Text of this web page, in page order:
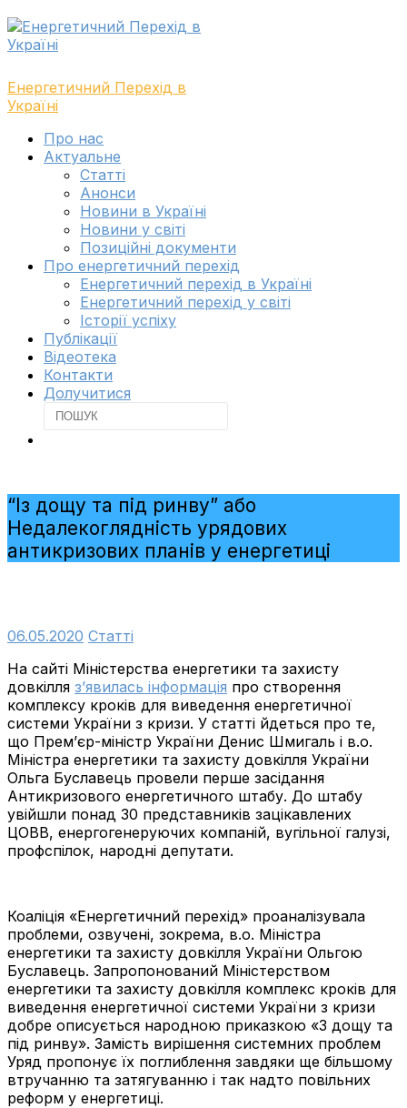
Skip
to
navigation
Skip
to
content
Енергетичний Перехід в
Україні
Toggle
navigation
Про нас
Актуальне
Cтатті
Анонси
Новини в Україні
Новини у світі
Позиційні документи
Про енергетичний перехід
Енергетичний перехід в Україні
Енергетичний перехід у світі
Історії успіху
Публікації
Відеотека
Контакти
Долучитися
“Із дощу та під ринву” або
Недалекоглядність урядових
антикризових планів у енергетиці
06.05.2020 Cтатті
На сайті Міністерства енергетики та захисту
довкілля з’явилась інформація про створення
комплексу кроків для виведення енергетичної
системи України з кризи. У статті йдеться про те,
що Прем’єр-міністр України Денис Шмигаль і в.о.
Міністра енергетики та захисту довкілля України
Ольга Буславець провели перше засідання
Антикризового енергетичного штабу. До штабу
увійшли понад 30 представників зацікавлених
ЦОВВ, енергогенеруючих компаній, вугільної галузі,
профспілок, народні депутати.
Коаліція «Енергетичний перехід» проаналізувала
проблеми, озвучені, зокрема, в.о. Міністра
енергетики та захисту довкілля України Ольгою
Буславець. Запропонований Міністерством
енергетики та захисту довкілля комплекс кроків для
виведення енергетичної системи України з кризи
добре описується народною приказкою «З дощу та
під ринву». Замість вирішення системних проблем
Уряд пропонує їх поглиблення завдяки ще більшому
втручанню та затягуванню і так надто повільних
реформ у енергетиці.